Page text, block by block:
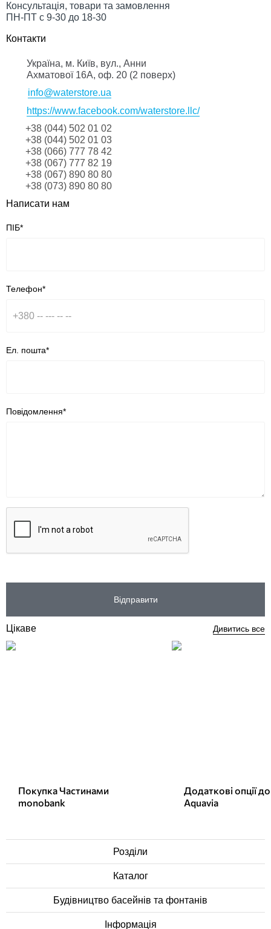
Консультація, товари та замовлення
ПН-ПТ с 9-30 до 18-30
Контакти
Українa, м. Київ, вул., Анни
Ахматової 16А, оф. 20 (2 поверх)
info@waterstore.ua
https://www.facebook.com/waterstore.llc/
+38 (044) 502 01 02
+38 (044) 502 01 03
+38 (066) 777 78 42
+38 (067) 777 82 19
+38 (067) 890 80 80
+38 (073) 890 80 80
Написати нам
ПІБ*
Телефон*
Ел. пошта*
Повідомлення*
Відправити
Цікаве Дивитись все
Покупка Частинами
monobank
Додаткові опції
Aquavia
Розділи
Каталог
Будівництво басейнів та фонтанів
Інформація